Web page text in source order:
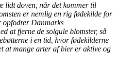
lidt doven, når det kommer til
er nemlig en rig fødekilde for
opfodrer Danmarks
at fjerne de solgule blomster, så
i en tid, hvor fødekilderne
at mange arter af bier er aktive og